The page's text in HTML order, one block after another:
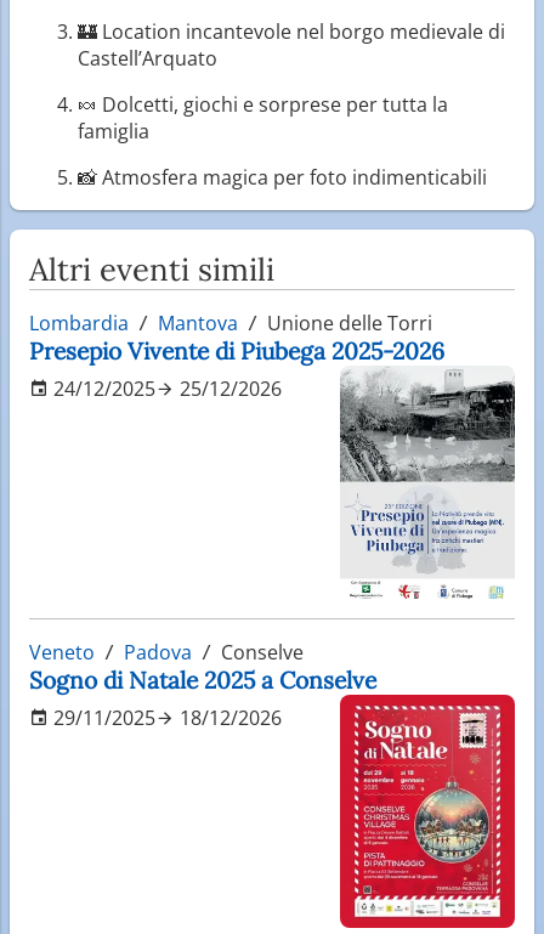
🏰 Location incantevole nel borgo medievale di
Castell’Arquato
🍬 Dolcetti, giochi e sorprese per tutta la
famiglia
📸 Atmosfera magica per foto indimenticabili
Altri eventi simili
Lombardia Mantova Unione delle Torri
Presepio Vivente di Piubega 2025-2026
24/12/2025 25/12/2026
Veneto Padova Conselve
Sogno di Natale 2025 a Conselve
29/11/2025 18/12/2026